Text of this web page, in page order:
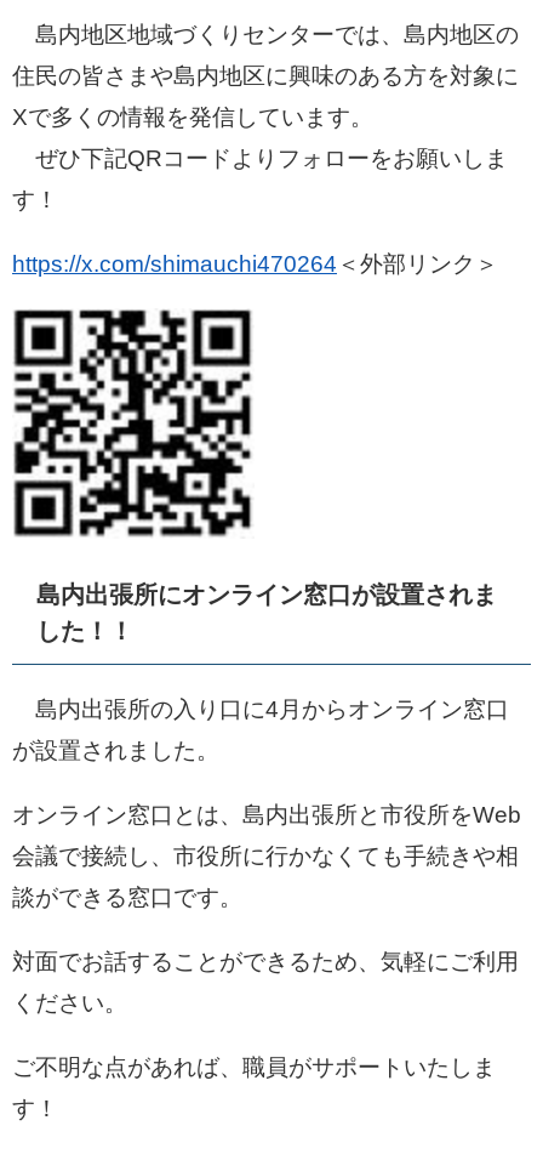
島内地区地域づくりセンターでは、島内地区の
住民の皆さまや島内地区に興味のある方を対象に
Xで多くの情報を発信しています。
ぜひ下記QRコードよりフォローをお願いしま
す！
https://x.com/shimauchi470264 ＜外部リンク＞
島内出張所にオンライン窓口が設置されま
した！！
島内出張所の入り口に4月からオンライン窓口
が設置されました。
オンライン窓口とは、島内出張所と市役所をWeb
会議で接続し、市役所に行かなくても手続きや相
談ができる窓口です。
対面でお話することができるため、気軽にご利用
ください。
ご不明な点があれば、職員がサポートいたしま
す！